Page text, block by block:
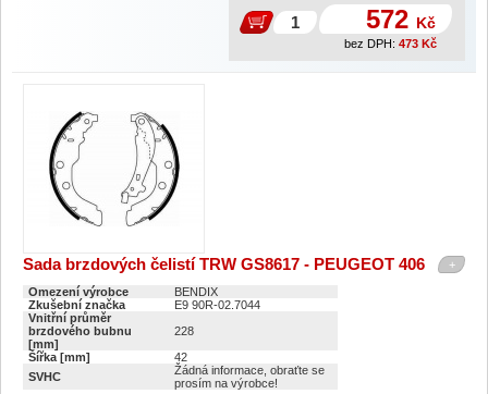
572 Kč
bez DPH: 473 Kč
+
Sada brzdových čelistí TRW GS8617 - PEUGEOT 406
Omezení výrobce
BENDIX
Zkušební značka
E9 90R-02.7044
Vnitřní průměr
brzdového bubnu
[mm]
228
Šířka [mm]
42
SVHC
Žádná informace, obraťte se
prosím na výrobce!